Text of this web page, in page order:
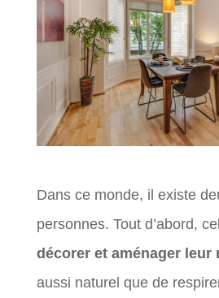
Dans ce monde, il existe
personnes. Tout d’abord,
décorer et aménager leur
aussi naturel que de